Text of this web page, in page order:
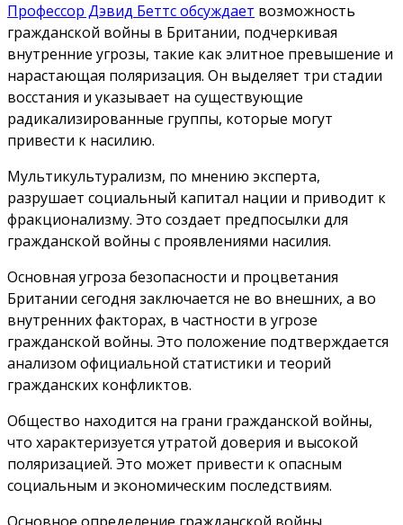
Профессор Дэвид Беттс обсуждает возможность
гражданской войны в Британии, подчеркивая
внутренние угрозы, такие как элитное превышение и
нарастающая поляризация. Он выделяет три стадии
восстания и указывает на существующие
радикализированные группы, которые могут
привести к насилию.
Мультикультурализм, по мнению эксперта,
разрушает социальный капитал нации и приводит к
фракционализму. Это создает предпосылки для
гражданской войны с проявлениями насилия.
Основная угроза безопасности и процветания
Британии сегодня заключается не во внешних, а во
внутренних факторах, в частности в угрозе
гражданской войны. Это положение подтверждается
анализом официальной статистики и теорий
гражданских конфликтов.
Общество находится на грани гражданской войны,
что характеризуется утратой доверия и высокой
поляризацией. Это может привести к опасным
социальным и экономическим последствиям.